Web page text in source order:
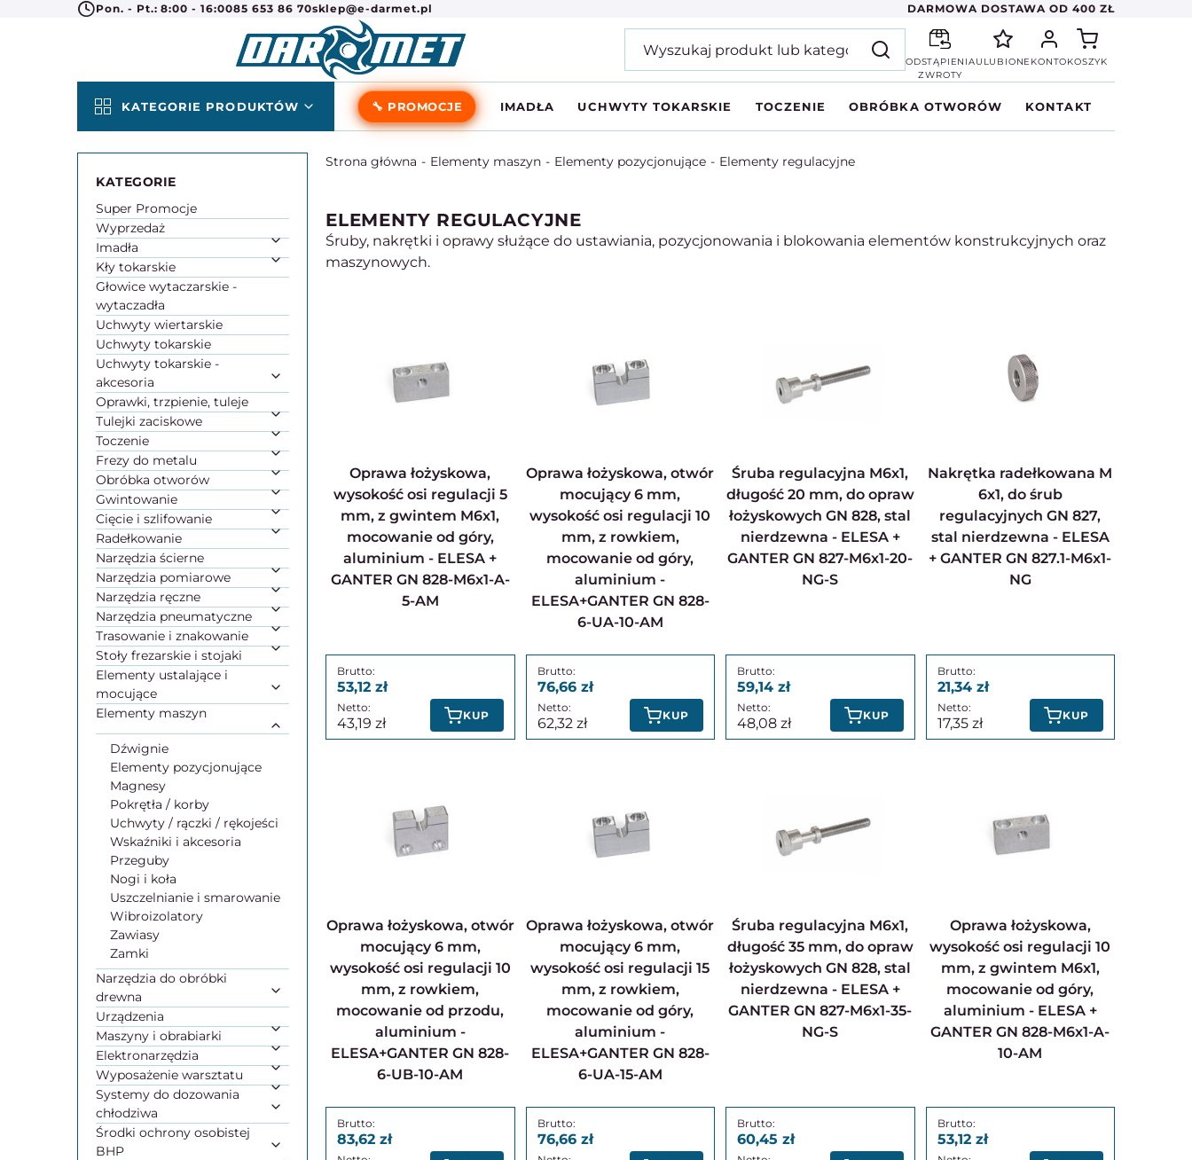
Pon. - Pt.: 8:00 - 16:0085 653 86 70sklep@e-darmet.pl DARMOWA DOSTAWA OD 400 ZŁ
ODSTĄPIENIA
ZWROTY
ULUBIONE KONTOKOSZYK
KATEGORIE PRODUKTÓW 🔧 PROMOCJE IMADŁA UCHWYTY TOKARSKIE TOCZENIE OBRÓBKA OTWORÓW KONTAKT
Strona główna Elementy maszyn Elementy pozycjonujące Elementy regulacyjne
Super Promocje
Wyprzedaż
Imadła
Kły tokarskie
Głowice wytaczarskie -
wytaczadła
Uchwyty wiertarskie
Uchwyty tokarskie
Uchwyty tokarskie -
akcesoria
Oprawki, trzpienie, tuleje
Tulejki zaciskowe
Toczenie
Frezy do metalu
Obróbka otworów
Gwintowanie
Cięcie i szlifowanie
Radełkowanie
Narzędzia ścierne
Narzędzia pomiarowe
Narzędzia ręczne
Narzędzia pneumatyczne
Trasowanie i znakowanie
Stoły frezarskie i stojaki
Elementy ustalające i
mocujące
Elementy maszyn
Dźwignie
Elementy pozycjonujące
Magnesy
Pokrętła / korby
Uchwyty / rączki / rękojeści
Wskaźniki i akcesoria
Przeguby
Nogi i koła
Uszczelnianie i smarowanie
Wibroizolatory
Zawiasy
Zamki
Narzędzia do obróbki
drewna
Urządzenia
Maszyny i obrabiarki
Elektronarzędzia
Wyposażenie warsztatu
Systemy do dozowania
chłodziwa
Środki ochrony osobistej
BHP
ELEMENTY REGULACYJNE
Śruby, nakrętki i oprawy służące do ustawiania, pozycjonowania i blokowania elementów konstrukcyjnych oraz
maszynowych.
Oprawa łożyskowa,
wysokość osi regulacji 5
mm, z gwintem M6x1,
mocowanie od góry,
aluminium - ELESA +
GANTER GN 828-M6x1-A-
5-AM
53,12
43,19 KUP
Oprawa łożyskowa, otwór
mocujący 6 mm,
wysokość osi regulacji 10
mm, z rowkiem,
mocowanie od góry,
aluminium -
ELESA+GANTER GN 828-
6-UA-10-AM
76,66
62,32 KUP
Śruba regulacyjna M6x1,
długość 20 mm, do opraw
łożyskowych GN 828, stal
nierdzewna - ELESA +
GANTER GN 827-M6x1-20-
NG-S
59,14
48,08 KUP
Nakrętka radełkowana M
6x1, do śrub
regulacyjnych GN 827,
stal nierdzewna - ELESA
+ GANTER GN 827.1-M6x1-
NG
21,34
17,35 KUP
Oprawa łożyskowa, otwór
mocujący 6 mm,
wysokość osi regulacji 10
mm, z rowkiem,
mocowanie od przodu,
aluminium -
ELESA+GANTER GN 828-
6-UB-10-AM
83,62
Oprawa łożyskowa, otwór
mocujący 6 mm,
wysokość osi regulacji 15
mm, z rowkiem,
mocowanie od góry,
aluminium -
ELESA+GANTER GN 828-
6-UA-15-AM
76,66
Śruba regulacyjna M6x1,
długość 35 mm, do opraw
łożyskowych GN 828, stal
nierdzewna - ELESA +
GANTER GN 827-M6x1-35-
NG-S
60,45
Oprawa łożyskowa,
wysokość osi regulacji 10
mm, z gwintem M6x1,
mocowanie od góry,
aluminium - ELESA +
GANTER GN 828-M6x1-A-
10-AM
53,12